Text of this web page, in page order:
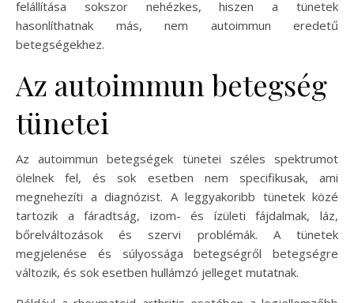
felállítása sokszor nehézkes, hiszen a tünetek
hasonlíthatnak más, nem autoimmun eredetű
betegségekhez.
Az autoimmun betegség
tünetei
Az autoimmun betegségek tünetei széles spektrumot
ölelnek fel, és sok esetben nem specifikusak, ami
megnehezíti a diagnózist. A leggyakoribb tünetek közé
tartozik a fáradtság, izom- és ízületi fájdalmak, láz,
bőrelváltozások és szervi problémák. A tünetek
megjelenése és súlyossága betegségről betegségre
változik, és sok esetben hullámzó jelleget mutatnak.